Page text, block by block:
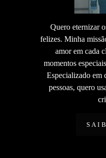
Quero eternizar
felizes. Minha
amor em cada
momentos
Especializado em
pessoas, quero